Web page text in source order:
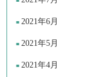
2021年6月
2021年5月
2021年4月